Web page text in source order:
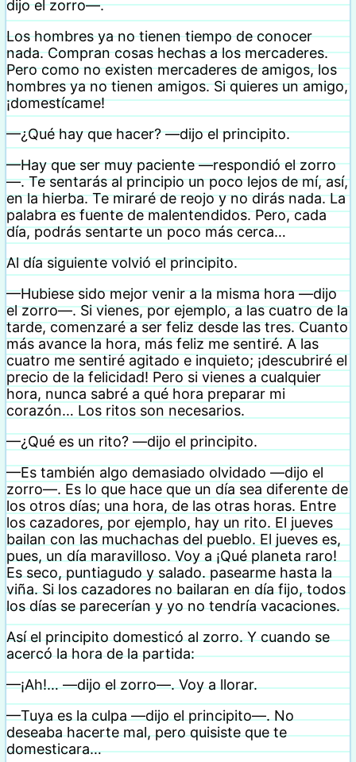
dijo el zorro—.
Los hombres ya no tienen tiempo de conocer
nada. Compran cosas hechas a los mercaderes.
Pero como no existen mercaderes de amigos, los
hombres ya no tienen amigos. Si quieres un amigo,
¡domestícame!
—¿Qué hay que hacer? —dijo el principito.
—Hay que ser muy paciente —respondió el zorro
—. Te sentarás al principio un poco lejos de mí, así,
en la hierba. Te miraré de reojo y no dirás nada. La
palabra es fuente de malentendidos. Pero, cada
día, podrás sentarte un poco más cerca…
Al día siguiente volvió el principito.
—Hubiese sido mejor venir a la misma hora —dijo
el zorro—. Si vienes, por ejemplo, a las cuatro de la
tarde, comenzaré a ser feliz desde las tres. Cuanto
más avance la hora, más feliz me sentiré. A las
cuatro me sentiré agitado e inquieto; ¡descubriré el
precio de la felicidad! Pero si vienes a cualquier
hora, nunca sabré a qué hora preparar mi
corazón… Los ritos son necesarios.
—¿Qué es un rito? —dijo el principito.
—Es también algo demasiado olvidado —dijo el
zorro—. Es lo que hace que un día sea diferente de
los otros días; una hora, de las otras horas. Entre
los cazadores, por ejemplo, hay un rito. El jueves
bailan con las muchachas del pueblo. El jueves es,
pues, un día maravilloso. Voy a ¡Qué planeta raro!
Es seco, puntiagudo y salado. pasearme hasta la
viña. Si los cazadores no bailaran en día fijo, todos
los días se parecerían y yo no tendría vacaciones.
Así el principito domesticó al zorro. Y cuando se
acercó la hora de la partida:
—¡Ah!… —dijo el zorro—. Voy a llorar.
—Tuya es la culpa —dijo el principito—. No
deseaba hacerte mal, pero quisiste que te
domesticara…